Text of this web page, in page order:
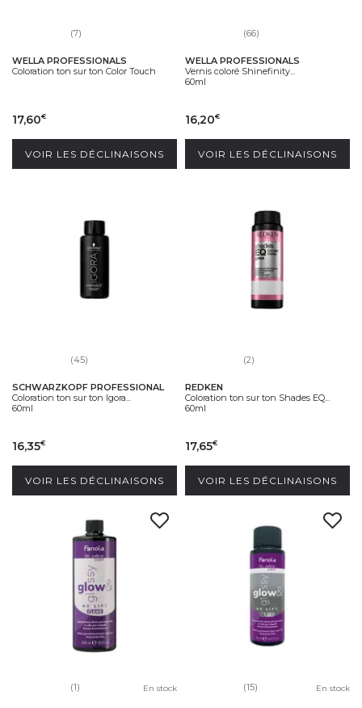
(7)
WELLA PROFESSIONALS
Coloration ton sur ton Color Touch
17,60€
VOIR LES DÉCLINAISONS
(66)
WELLA PROFESSIONALS
Vernis coloré Shinefinity...
60ml
16,20€
VOIR LES DÉCLINAISONS
(45)
SCHWARZKOPF PROFESSIONAL
Coloration ton sur ton Igora...
60ml
16,35€
VOIR LES DÉCLINAISONS
(2)
REDKEN
Coloration ton sur ton Shades EQ...
60ml
17,65€
VOIR LES DÉCLINAISONS
(1) En stock (15) En stock